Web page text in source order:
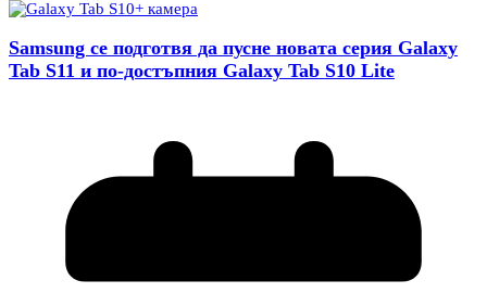
Samsung се подготвя да пусне новата серия Galaxy
Tab S11 и по-достъпния Galaxy Tab S10 Lite